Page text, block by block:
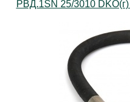
РВД.1SN 25/3010